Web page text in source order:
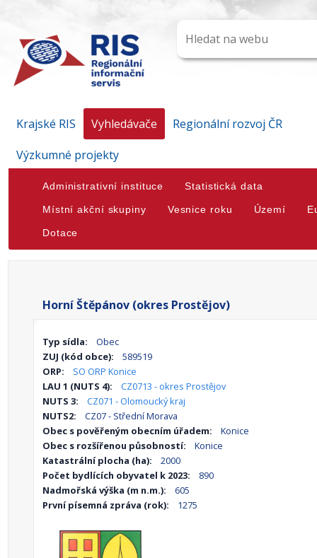
Krajské RIS Vyhledávače
Regionální rozvoj ČR
Výzkumné projekty
Administrativní instituce Statistická data
Místní akční skupiny Vesnice roku Území
Dotace
Horní Štěpánov (okres Prostějov)
Typ sídla:
Obec
ZUJ (kód obce):
589519
ORP:
SO ORP Konice
LAU 1 (NUTS 4):
CZ0713 - okres Prostějov
NUTS 3:
CZ071 - Olomoucký kraj
NUTS2:
CZ07 - Střední Morava
Obec s pověřeným obecním úřadem:
Konice
Obec s rozšířenou působností:
Konice
Katastrální plocha (ha):
2000
Počet bydlících obyvatel k 2023:
890
Nadmořská výška (m n.m.):
605
První písemná zpráva (rok):
1275